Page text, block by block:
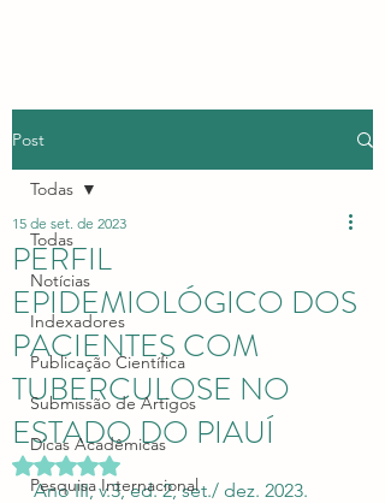
Post
Todas
Notícias
Indexadores
Publicação Científica
Submissão de Artigos
Dicas Acadêmicas
Pesquisa Internacional
Todas
PERFIL
EPIDEMIOLÓGICO DOS
PACIENTES COM
TUBERCULOSE NO
ESTADO DO PIAUÍ
15 de set. de 2023
Avaliado com NaN de 5 estrelas.
Ano III, v.3, ed. 2, set./ dez. 2023.